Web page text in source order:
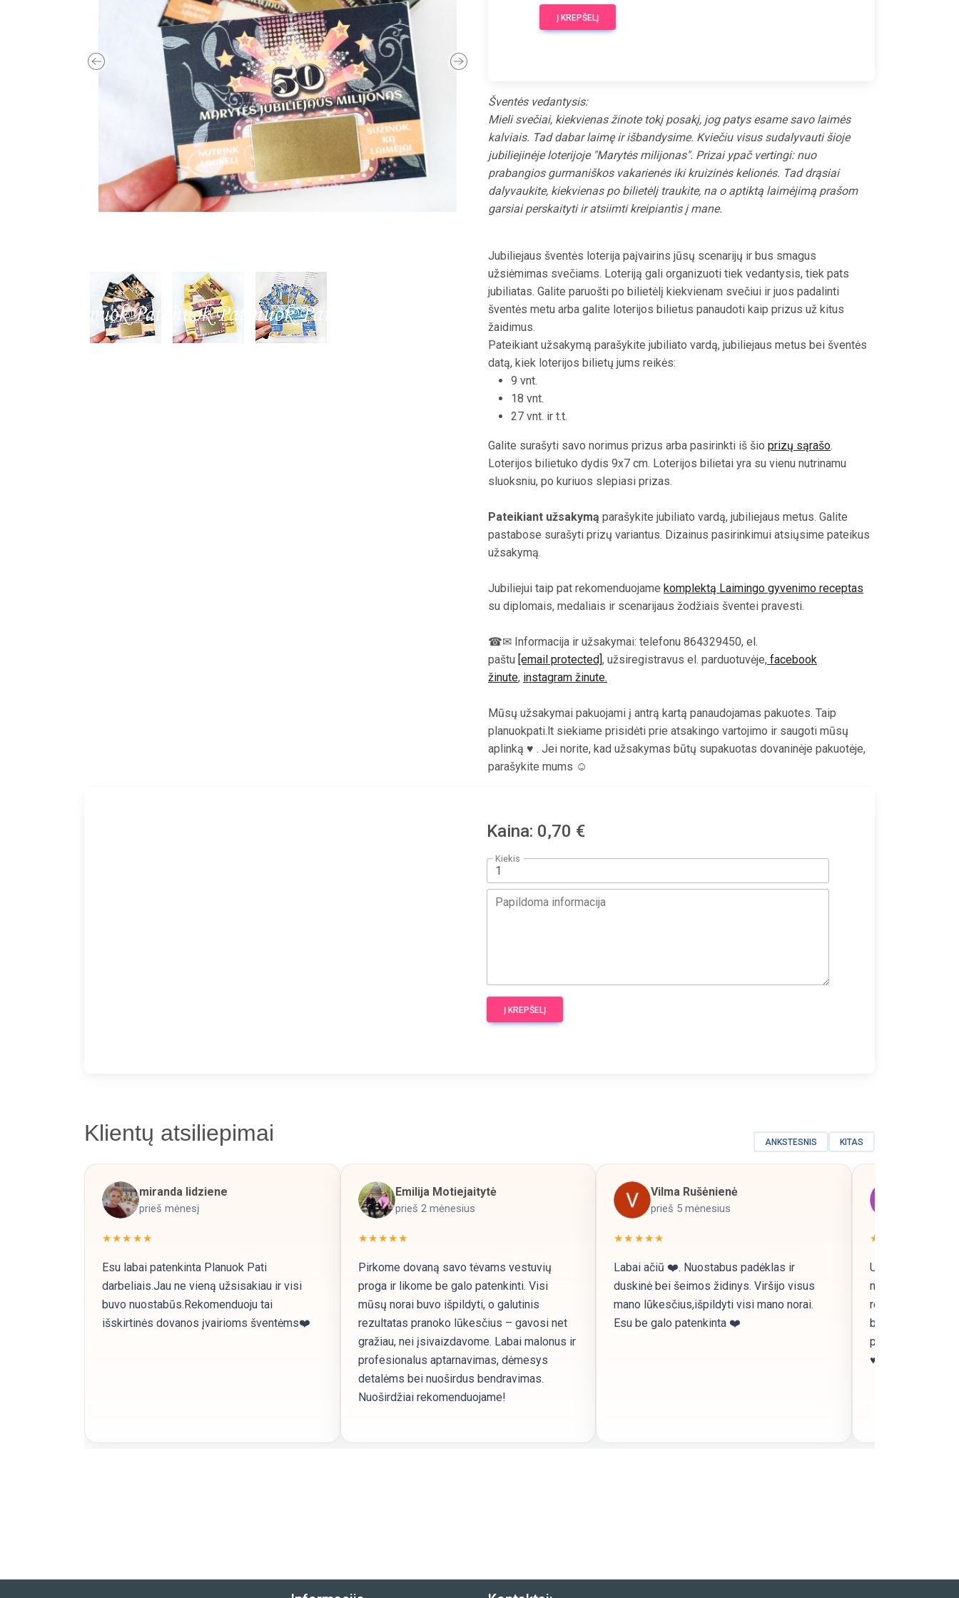
Previous Next
Į KREPŠELĮ
Šventės vedantysis:
Mieli svečiai, kiekvienas žinote tokį posakį, jog patys esame savo laimės
kalviais. Tad dabar laimę ir išbandysime. Kviečiu visus sudalyvauti šioje
jubiliejinėje loterijoje "Marytės milijonas". Prizai ypač vertingi: nuo
prabangios gurmaniškos vakarienės iki kruizinės kelionės. Tad drąsiai
dalyvaukite, kiekvienas po bilietėlį traukite, na o aptiktą laimėjimą prašom
garsiai perskaityti ir atsiimti kreipiantis į mane.
Jubiliejaus šventės loterija paįvairins jūsų scenarijų ir bus smagus
užsiėmimas svečiams. Loteriją gali organizuoti tiek vedantysis, tiek pats
jubiliatas. Galite paruošti po bilietėlį kiekvienam svečiui ir juos padalinti
šventės metu arba galite loterijos bilietus panaudoti kaip prizus už kitus
žaidimus.
Pateikiant užsakymą parašykite jubiliato vardą, jubiliejaus metus bei šventės
datą, kiek loterijos bilietų jums reikės:
9 vnt.
18 vnt.
27 vnt. ir t.t.
Galite surašyti savo norimus prizus arba pasirinkti iš šio prizų sąrašo.
Loterijos bilietuko dydis 9x7 cm. Loterijos bilietai yra su vienu nutrinamu
sluoksniu, po kuriuos slepiasi prizas.
Pateikiant užsakymą parašykite jubiliato vardą, jubiliejaus metus. Galite
pastabose surašyti prizų variantus. Dizainus pasirinkimui atsiųsime pateikus
užsakymą.
Jubiliejui taip pat rekomenduojame komplektą Laimingo gyvenimo receptas
su diplomais, medaliais ir scenarijaus žodžiais šventei pravesti.
☎✉ Informacija ir užsakymai: telefonu 864329450, el.
paštu [email protected], užsiregistravus el. parduotuvėje, facebook
žinute, instagram žinute.
Mūsų užsakymai pakuojami į antrą kartą panaudojamas pakuotes. Taip
planuokpati.lt siekiame prisidėti prie atsakingo vartojimo ir saugoti mūsų
aplinką ♥ . Jei norite, kad užsakymas būtų supakuotas dovaninėje pakuotėje,
parašykite mums ☺
Kaina: 0,70 €
Kiekis
Papildoma informacija
Į KREPŠELĮ
Klientų atsiliepimai ANKSTESNIS KITAS
miranda lidziene
prieš mėnesį
★★★★★
Esu labai patenkinta Planuok Pati
darbeliais.Jau ne vieną užsisakiau ir visi
buvo nuostabūs.Rekomenduoju tai
išskirtinės dovanos įvairioms šventėms❤️
Emilija Motiejaitytė
prieš 2 mėnesius
★★★★★
Pirkome dovaną savo tėvams vestuvių
proga ir likome be galo patenkinti. Visi
mūsų norai buvo išpildyti, o galutinis
rezultatas pranoko lūkesčius – gavosi net
gražiau, nei įsivaizdavome. Labai malonus ir
profesionalus aptarnavimas, dėmesys
detalėms bei nuoširdus bendravimas.
Nuoširdžiai rekomenduojame!
Vilma Rušėnienė
prieš 5 mėnesius
★★★★★
Labai ačiū ❤️. Nuostabus padėklas ir
duskinė bei šeimos židinys. Viršijo visus
mano lūkesčius,išpildyti visi mano norai.
Esu be galo patenkinta ❤️
★★★★★
Užsisakiau
neatsidžiaugiu
rekomenduoju,
bendravimas,
pristatymas.
♥️